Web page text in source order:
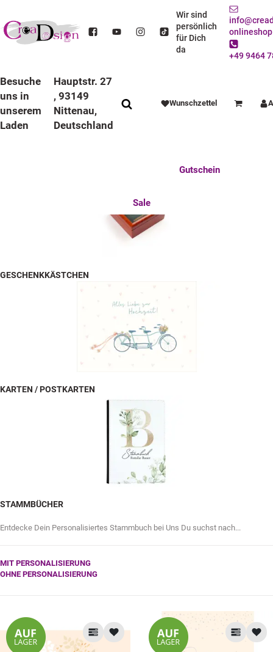
Wir sind
persönlich
für Dich
da
+49 9464
Besuche
uns in
unserem
Laden
Hauptstr. 27
, 93149
Nittenau,
Deutschland
Wunschzettel Warenkorb
Gutschein
Sale
GESCHENKKÄSTCHEN
KARTEN / POSTKARTEN
STAMMBÜCHER
Entdecke Dein Personalisiertes Stammbuch bei Uns Du suchst nach...
MIT PERSONALISIERUNG
OHNE PERSONALISIERUNG